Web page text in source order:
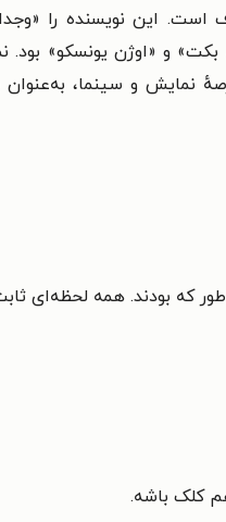
این نویسنده را «وجدان
و «اوژن یونسکو» بود.
نمایش و سینما،
که بودند. همه لحظه‌ای
کلک باشه.